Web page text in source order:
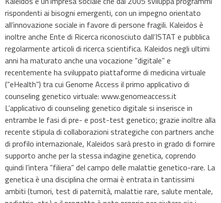
rispondenti ai bisogni emergenti, con un impegno orientato
all’innovazione sociale in favore di persone fragili. Kaleidos è
inoltre anche Ente di Ricerca riconosciuto dall’ISTAT e pubblica
regolarmente articoli di ricerca scientifica. Kaleidos negli ultimi
anni ha maturato anche una vocazione “digitale” e
recentemente ha sviluppato piattaforme di medicina virtuale
(“eHealth”) tra cui Genome Access il primo applicativo di
counseling genetico virtuale: www.genomeaccess.it
L’applicativo di counseling genetico digitale si inserisce in
entrambe le fasi di pre- e post-test genetico; grazie inoltre alla
recente stipula di collaborazioni strategiche con partners anche
di profilo internazionale, Kaleidos sarà presto in grado di fornire
supporto anche per la stessa indagine genetica, coprendo
quindi l’intera “filiera” del campo delle malattie genetico-rare. La
genetica è una disciplina che ormai è entrata in tantissimi
ambiti (tumori, test di paternità, malattie rare, salute mentale,